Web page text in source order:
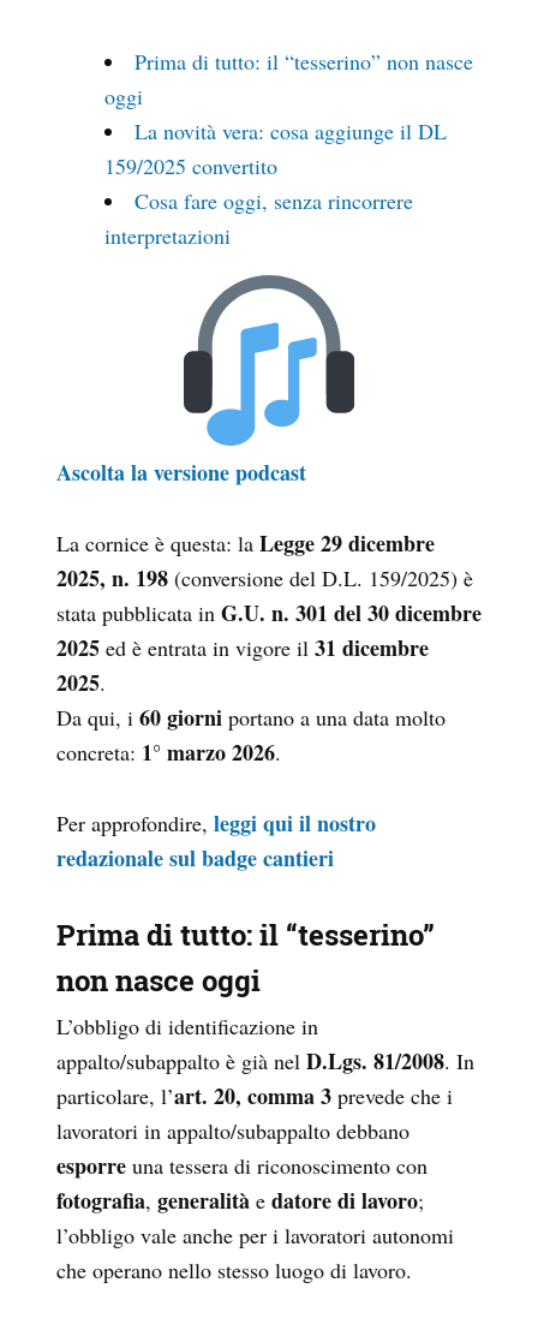
Prima di tutto: il “tesserino” non nasce
oggi
La novità vera: cosa aggiunge il DL
159/2025 convertito
Cosa fare oggi, senza rincorrere
interpretazioni
Ascolta la versione podcast
La cornice è questa: la Legge 29 dicembre
2025, n. 198 (conversione del D.L. 159/2025) è
stata pubblicata in G.U. n. 301 del 30 dicembre
2025 ed è entrata in vigore il 31 dicembre
2025.
Da qui, i 60 giorni portano a una data molto
concreta: 1° marzo 2026.
Per approfondire, leggi qui il nostro
redazionale sul badge cantieri
Prima di tutto: il “tesserino”
non nasce oggi
L’obbligo di identificazione in
appalto/subappalto è già nel D.Lgs. 81/2008. In
particolare, l’art. 20, comma 3 prevede che i
lavoratori in appalto/subappalto debbano
esporre una tessera di riconoscimento con
fotografia, generalità e datore di lavoro;
l’obbligo vale anche per i lavoratori autonomi
che operano nello stesso luogo di lavoro.